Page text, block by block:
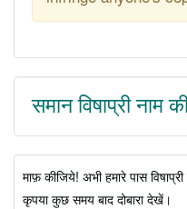
समान विषाप्री नाम
माफ़ कीजिये! अभी हमारे पास
कृपया कुछ समय बाद दोबारा देखें।